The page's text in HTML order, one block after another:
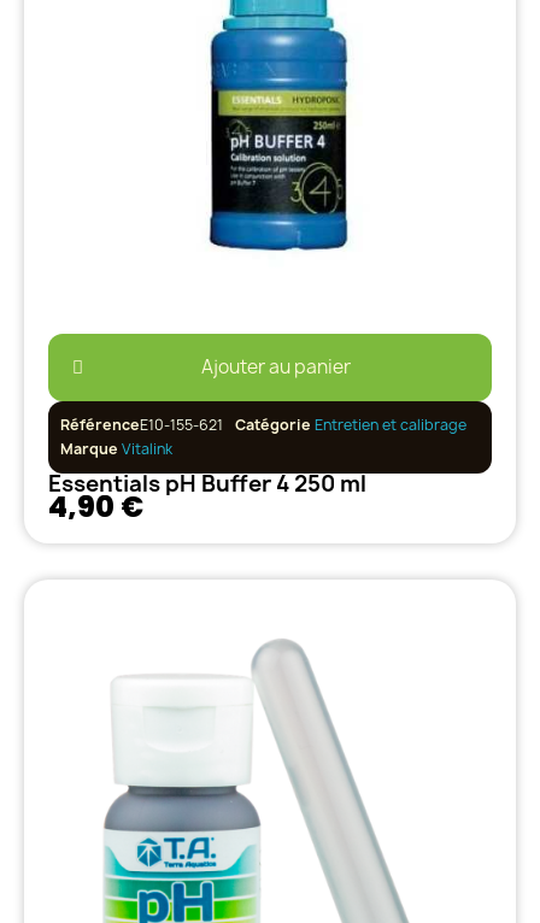
Ajouter au panier
RéférenceE10-155-621 Catégorie Entretien et calibrage
Marque Vitalink
Essentials pH Buffer 4 250 ml
4,90 €